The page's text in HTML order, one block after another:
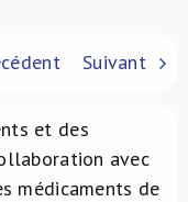
Suivant
et des
avec
médicaments de